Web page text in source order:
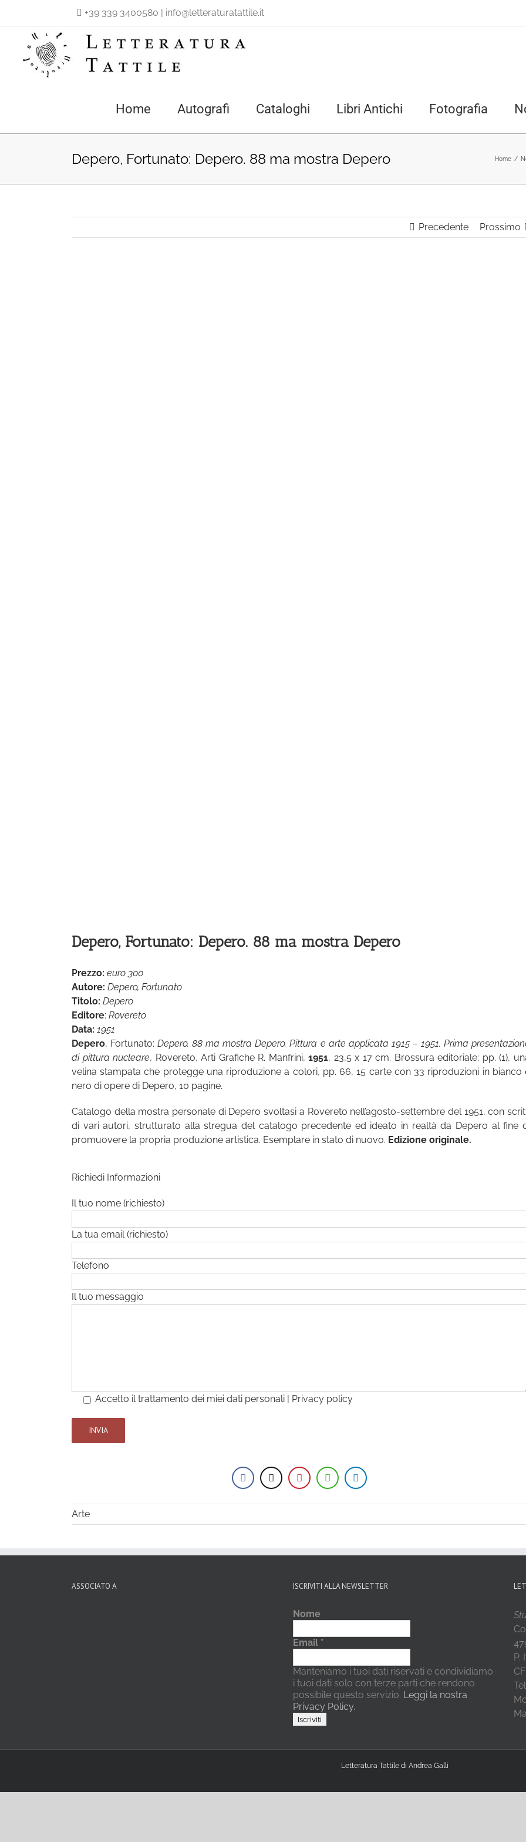
contenuto
+39 339 3400580 | info@letteraturatattile.it
Home Autografi Cataloghi Libri Antichi Fotografia
Depero, Fortunato: Depero. 88 ma mostra Depero Home /
Precedente Prossimo
Depero, Fortunato: Depero. 88 ma mostra Depero
Prezzo: euro 300
Autore: Depero, Fortunato
Titolo: Depero
Editore: Rovereto
Data: 1951
Depero, Fortunato:Depero. 88 ma mostra Depero. Pittura e arte applicata 1915 – 1951. Prima
di pittura nucleare, Rovereto, Arti Grafiche R. Manfrini,1951, 23,5 x 17 cm. Brossura editoriale; pp. (1),
velina stampata che protegge una riproduzione a colori, pp. 66, 15 carte con 33 riproduzioni in bianco
nero di opere di Depero, 10 pagine.
Catalogo della mostra personale di Depero svoltasi a Rovereto nell’agosto-settembre del 1951, con
di vari autori, strutturato alla stregua del catalogo precedente ed ideato in realtà da Depero al fine
promuovere la propria produzione artistica. Esemplare in stato di nuovo. Edizione originale.
Richiedi Informazioni
Il tuo nome (richiesto)
La tua email (richiesto)
Telefono
Il tuo messaggio
Accetto il trattamento dei miei dati personali | Privacy policy
Arte
ASSOCIATO A ISCRIVITI ALLA NEWSLETTER
Nome
Email *
Manteniamo i tuoi dati riservati e condividiamo
i tuoi dati solo con terze parti che rendono
possibile questo servizio. Leggi la nostra
Privacy Policy.
P.
Letteratura Tattile di Andrea Galli